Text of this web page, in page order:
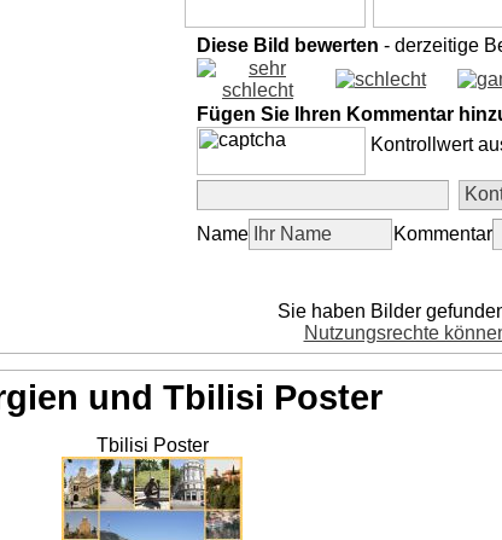
Diese Bild bewerten - derzeitige
Fügen Sie Ihren Kommentar
Kontrollwert
Name Kommentar
Sie haben Bilder
Nutzungsrechte
und Tbilisi Poster
Tbilisi Poster